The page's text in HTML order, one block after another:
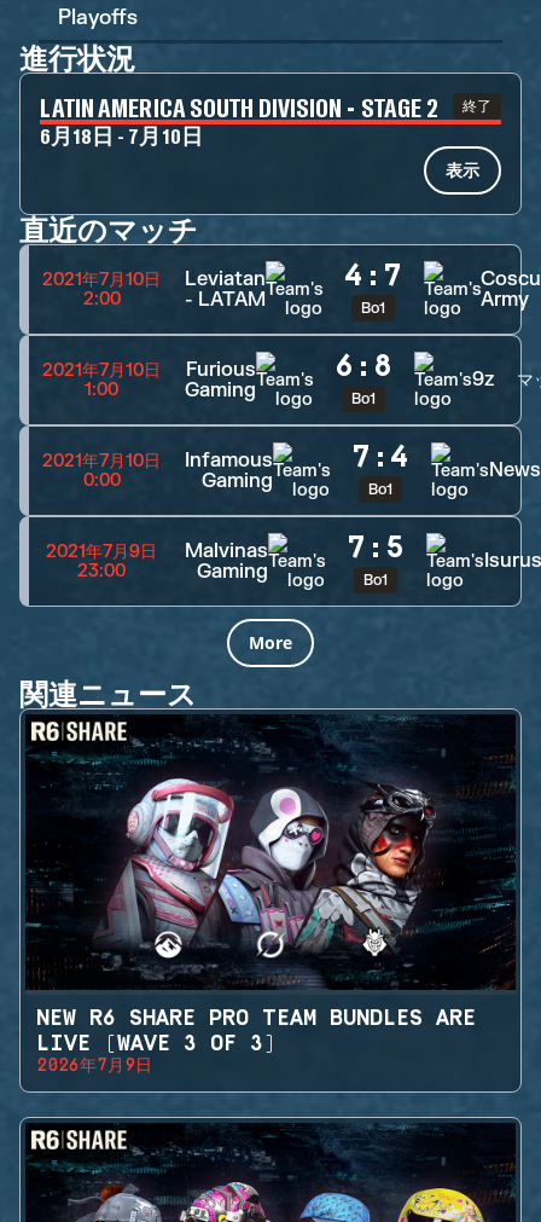
Playoffs
進行状況
LATIN AMERICA SOUTH DIVISION - STAGE 2 終了
6月18日 - 7月10日
表示
直近のマッチ
2021年7月10日
2:00
Leviatan
- LATAM
4 : 7
Bo1
Coscu
Army
2021年7月10日
1:00
Furious
Gaming
6 : 8
Bo1
9z マ
2021年7月10日
0:00
Infamous
Gaming
7 : 4
Bo1
2021年7月9日
23:00
Malvinas
Gaming
7 : 5
Bo1
More
関連ニュース
NEW R6 SHARE PRO TEAM BUNDLES ARE
LIVE (WAVE 3 OF 3)
2026年7月9日